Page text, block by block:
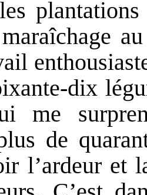
dix
me
de
l’ardeur et